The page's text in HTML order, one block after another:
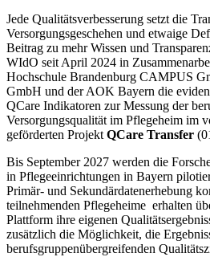
Jede Qualitätsverbesserung setzt die
Versorgungsgeschehen und etwaige
Beitrag zu mehr Wissen und
WIdO seit April 2024 in
Hochschule Brandenburg CAMPUS
GmbH und der AOK Bayern die
QCare Indikatoren zur Messung der
Versorgungsqualität im Pflegeheim im
geförderten Projekt QCare Transfer
Bis September 2027 werden die
in Pflegeeinrichtungen in Bayern
Primär- und Sekundärdatenerhebung
teilnehmenden Pflegeheime erhalten
Plattform ihre eigenen
zusätzlich die Möglichkeit, die
berufsgruppenübergreifenden